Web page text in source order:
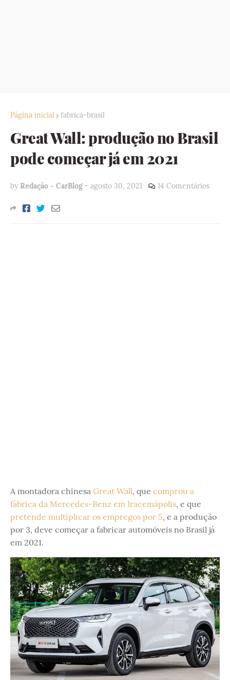
Página inicial fabrica-brasil
Great Wall: produção no Brasil
pode começar já em 2021
by Redação - CarBlog - agosto 30, 2021 14 Comentários
A montadora chinesa Great Wall, que comprou a
fábrica da Mercedes-Benz em Iracemápolis, e que
pretende multiplicar os empregos por 5, e a produção
por 3, deve começar a fabricar automóveis no Brasil já
em 2021.